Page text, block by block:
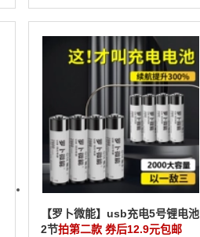
【罗卜微能】usb充电5号锂电池
2节拍第二款 券后12.9元包邮